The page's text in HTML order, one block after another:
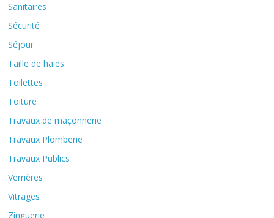
Sanitaires
Sécurité
Séjour
Taille de haies
Toilettes
Toiture
Travaux de maçonnerie
Travaux Plomberie
Travaux Publics
Verrières
Vitrages
Zinguerie